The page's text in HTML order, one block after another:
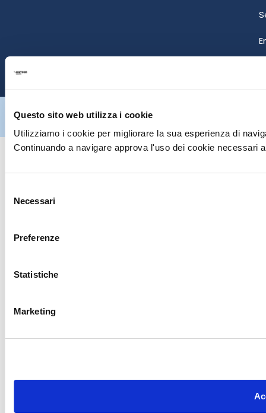
Questo sito web utilizza i cookie
Utilizziamo i cookie per migliorare la sua esperienza di
Continuando a navigare approva l'uso dei cookie necessari
delNecessari
Preferenze
Statistiche
Marketing
IT07395971216| Design byav communication.it